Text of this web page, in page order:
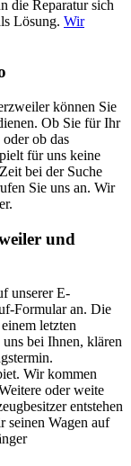
die Reparatur sich
Lösung. Wir
können Sie
Ob Sie für Ihr
ob das
für uns keine
bei der Suche
Sie uns an. Wir
und
unserer E-
Formular an. Die
letzten
bei Ihnen, klären
Wir kommen
oder weite
entstehen
seinen Wagen auf